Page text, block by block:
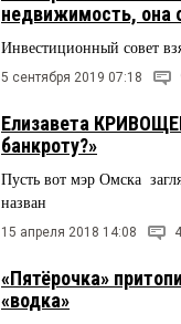
недвижимость, она
Инвестиционный совет
5 сентября 2019 07:18
Елизавета
банкроту?»
Пусть вот мэр Омска
назван
15 апреля 2018 14:08 4
«Пятёрочка»
«водка»